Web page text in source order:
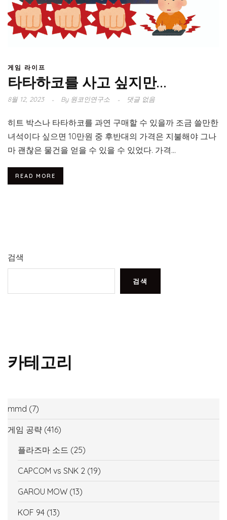
게임 라이프
타타하코를 사고 싶지만…
8월 12, 2023 By원코인연구소 댓글 없음
히트 박스나 타타하코를 과연 구매할 수 있을까 조금 쓸만한
녀석이다 싶으면 10만원 중 후반대의 가격은 지불해야 그나
마 괜찮은 물건을 얻을 수 있을 수 있었다. 가격...
READ MORE
검색
검색
카테고리
mmd (7)
게임 공략 (416)
플라즈마 소드 (25)
CAPCOM vs SNK 2 (19)
GAROU MOW (13)
KOF 94 (13)